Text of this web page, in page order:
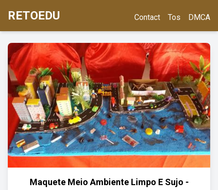
RETOEDU Contact Tos DMCA
Maquete Meio Ambiente Limpo E Sujo -